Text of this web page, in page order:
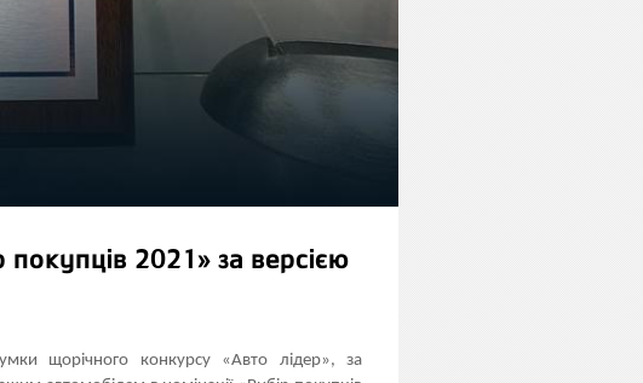
покупців 2021» за версією
щорічного конкурсу «Авто лідер», за